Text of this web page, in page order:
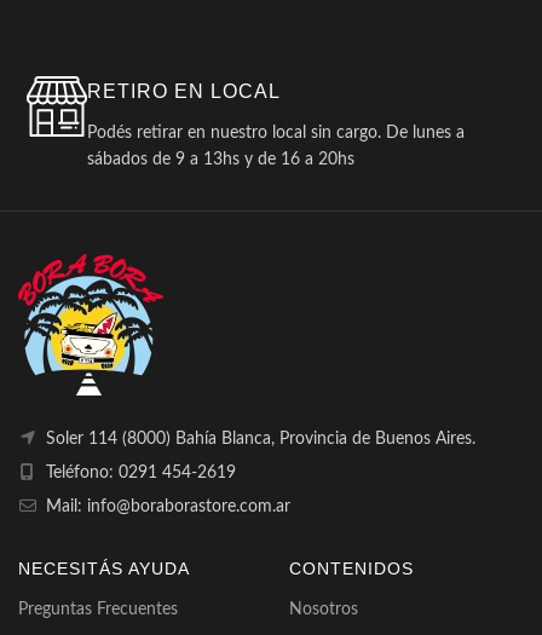
RETIRO EN LOCAL
Podés retirar en nuestro local sin cargo. De lunes a
sábados de 9 a 13hs y de 16 a 20hs
Soler 114 (8000) Bahía Blanca, Provincia de Buenos Aires.
Teléfono: 0291 454-2619
Mail: info@boraborastore.com.ar
NECESITÁS AYUDA
Preguntas Frecuentes
CONTENIDOS
Nosotros